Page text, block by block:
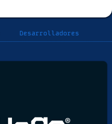
Desarrolladores